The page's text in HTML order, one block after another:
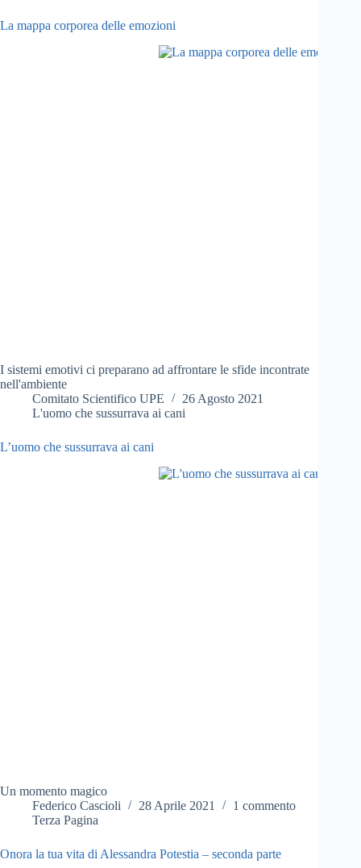
La mappa corporea delle emozioni
I sistemi emotivi ci preparano ad affrontare le sfide incontrate
nell'ambiente
Comitato Scientifico UPE
26 Agosto 2021
L'uomo che sussurrava ai cani
L’uomo che sussurrava ai cani
Un momento magico
Federico Cascioli
28 Aprile 2021
1 commento
Terza Pagina
Onora la tua vita di Alessandra Potestia – seconda parte